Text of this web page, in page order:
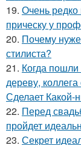
19. Очень редко
прическу у
20. Почему
стилиста?
21. Когда
дереву,
Сделает Какой-
22. Перед
пройдет
23. Секрет